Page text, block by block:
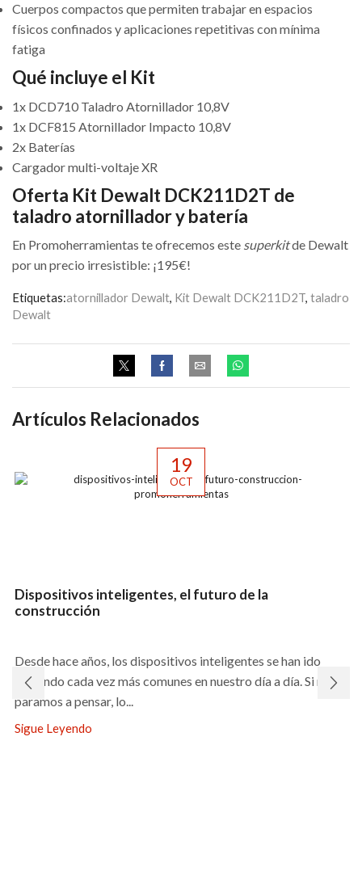
Cuerpos compactos que permiten trabajar en espacios
físicos confinados y aplicaciones repetitivas con mínima
fatiga
Qué incluye el Kit
1x DCD710 Taladro Atornillador 10,8V
1x DCF815 Atornillador Impacto 10,8V
2x Baterías
Cargador multi-voltaje XR
Oferta Kit Dewalt DCK211D2T de
taladro atornillador y batería
En Promoherramientas te ofrecemos este superkitde Dewalt
por un precio irresistible: ¡195€!
Etiquetas:atornillador Dewalt, Kit Dewalt DCK211D2T, taladro
Dewalt
Artículos Relacionados
19
OCT
Dispositivos inteligentes, el futuro de la
construcción
Desde hace años, los dispositivos inteligentes se han ido
haciendo cada vez más comunes en nuestro día a día. Si nos
paramos a pensar, lo...
Sigue Leyendo